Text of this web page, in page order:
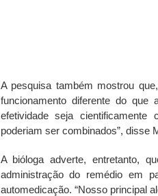
A pesquisa também mostrou
funcionamento diferente do
efetividade seja cientificamente
poderiam ser combinados”, disse
A bióloga adverte, entretanto,
administração do remédio em
automedicação. “Nosso principal